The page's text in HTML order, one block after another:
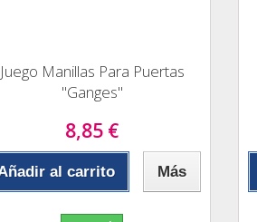
Juego Manillas Para Puertas
"Ganges"
8,85 €
al carrito Más